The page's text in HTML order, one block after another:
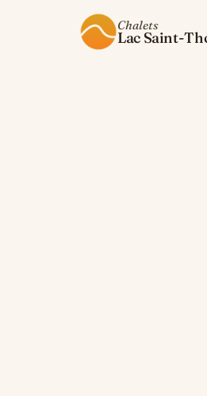
Chalets
Lac Saint-